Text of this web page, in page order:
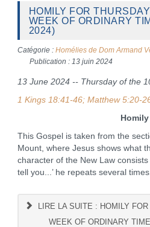
HOMILY FOR
WEEK OF ORDINARY
2024)
Catégorie : Homélies de Dom Armand
Publication : 13 juin 2024
13 June 2024 -- Thursday of the
1 Kings 18:41-46; Matthew 5:20-
Homily
This Gospel is taken from the
Mount, where Jesus shows what
character of the New Law consists
tell you...’ he repeats several times.
LIRE LA SUITE : HOMILY
WEEK OF ORDINARY